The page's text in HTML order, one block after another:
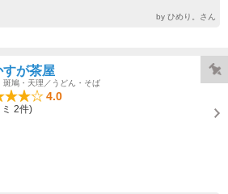
by ひめり。さん
すが茶屋
斑鳩・天理／うどん・そば
4.0
2件)